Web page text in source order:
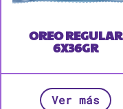
OREO REGULAR
6X36GR
Ver más